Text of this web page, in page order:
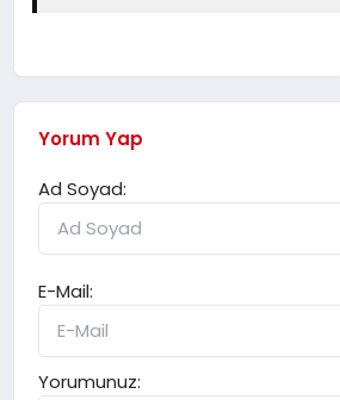
Yorum Yap
Ad Soyad:
E-Mail:
Yorumunuz: